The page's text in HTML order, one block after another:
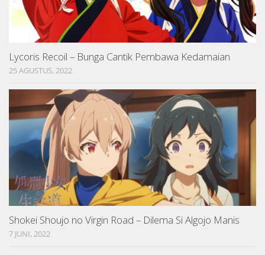
Lycoris Recoil – Bunga Cantik Pembawa Kedamaian
25 AGUSTUS, 2022
Shokei Shoujo no Virgin Road – Dilema Si Algojo Manis
7 JUNI, 2022